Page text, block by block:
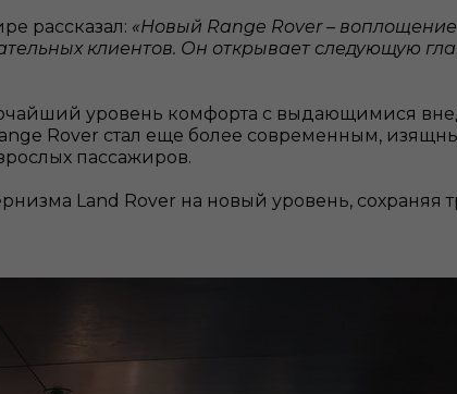
рассказал: «Новый Range Rover –
клиентов. Он открывает следующую
уровень комфорта с выдающимися
Rover стал еще более современным,
пассажиров.
Land Rover на новый уровень, сохраняя